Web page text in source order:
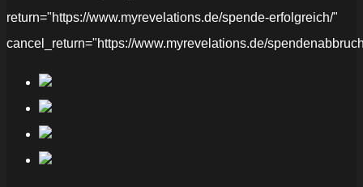
return="https://www.myrevelations.de/spende-erfolgreich/"
cancel_return="https://www.myrevelations.de/